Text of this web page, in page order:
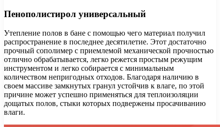
Пенополистирол универсальный
Утепление полов в бане с помощью чего материал получил
распространение в последнее десятилетие. Этот достаточно
прочный сополимер с приемлемой механической прочностью
отлично обрабатывается, легко режется простым режущим
инструментом и легко собирается с минимальным
количеством непригодных отходов. Благодаря наличию в
своем массиве замкнутых гранул устойчив к влаге, по этой
причине может успешно применяться для теплоизоляции
дощатых полов, стыки которых подвержены просачиванию
влаги.